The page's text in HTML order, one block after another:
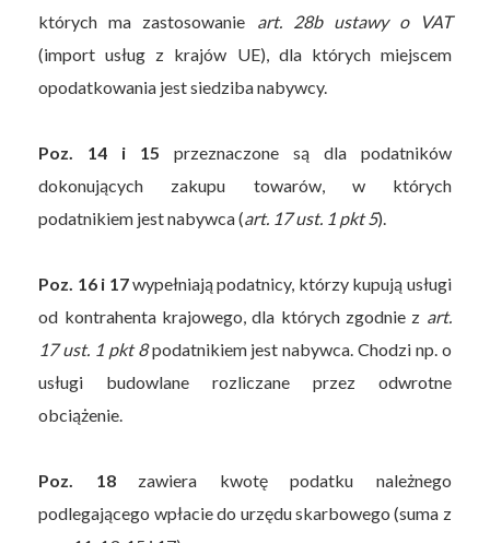
których ma zastosowanie art. 28b ustawy o VAT
(import usług z krajów UE), dla których miejscem
opodatkowania jest siedziba nabywcy.
Poz. 14 i 15 przeznaczone są dla podatników
dokonujących zakupu towarów, w których
podatnikiem jest nabywca (art. 17 ust. 1 pkt 5).
Poz. 16 i 17wypełniają podatnicy, którzy kupują usługi
od kontrahenta krajowego, dla których zgodnie z art.
17 ust. 1 pkt 8podatnikiem jest nabywca. Chodzi np. o
usługi budowlane rozliczane przez odwrotne
obciążenie.
Poz. 18zawiera kwotę podatku należnego
podlegającego wpłacie do urzędu skarbowego (suma z